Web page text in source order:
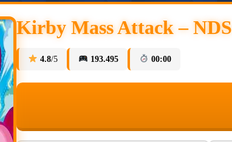
Kirby Mass Attack – NDS
4.8/5 193.495 00:00